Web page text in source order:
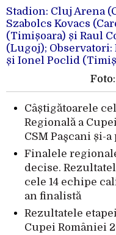
Stadion: Cluj Arena
Szabolcs Kovacs
(Timișoara) și Raul
(Lugoj); Observatori:
și Ionel Poclid
Foto:
Câștigătoarele
Regională a
CSM Paşcani și-
Finalele
decise.
cele 14 echipe
an finalistă
Rezultatele
Cupei României